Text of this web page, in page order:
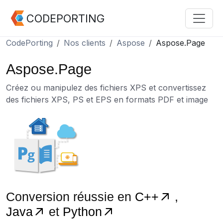
CODEPORTING
CodePorting Nos clients Aspose Aspose.Page
Aspose.Page
Créez ou manipulez des fichiers XPS et convertissez
des fichiers XPS, PS et EPS en formats PDF et image
Conversion réussie en C++
,
Java
et Python